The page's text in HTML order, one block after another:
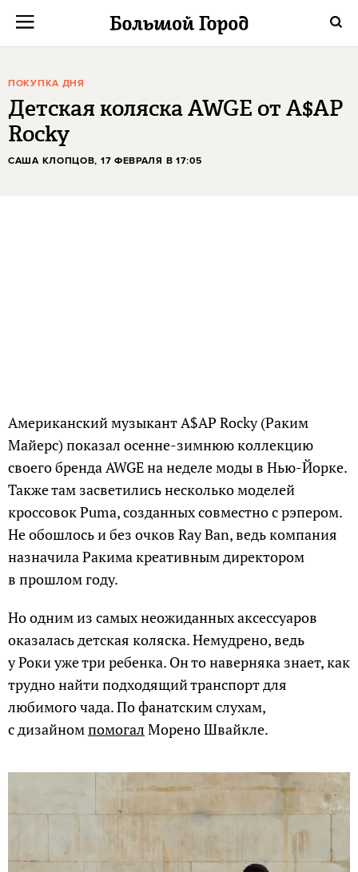
ПОКУПКА ДНЯ
Детская коляска AWGE от A$AP
Rocky
САША КЛОПЦОВ, 17 ФЕВРАЛЯ В 17:05
Американский музыкант A$AP Rocky (Раким
Майерс) показал осенне-зимнюю коллекцию
своего бренда AWGE на неделе моды в Нью-Йорке.
Также там засветились несколько моделей
кроссовок Puma, созданных совместно с рэпером.
Не обошлось и без очков Ray Ban, ведь компания
назначила Ракима креативным директором
в прошлом году.
Но одним из самых неожиданных аксессуаров
оказалась детская коляска. Немудрено, ведь
у Роки уже три ребенка. Он то наверняка знает, как
трудно найти подходящий транспорт для
любимого чада. По фанатским слухам,
с дизайномпомогал Морено Швайкле.